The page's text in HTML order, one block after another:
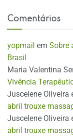
Comentários
yopmail em Sobre
Brasil
Maria Valentina
Vivência
Juscelene Oliveira
abril trouxe
Juscelene Oliveira
abril trouxe